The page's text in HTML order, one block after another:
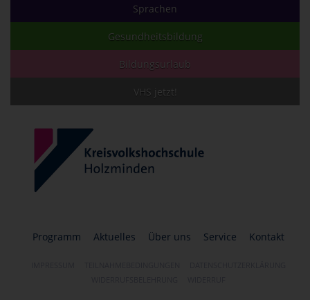
Sprachen
Gesundheitsbildung
Bildungsurlaub
VHS jetzt!
Programm Aktuelles Über uns Service Kontakt